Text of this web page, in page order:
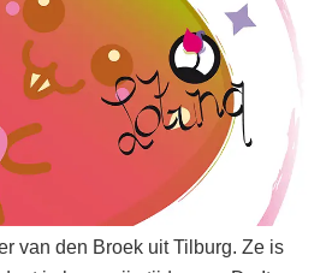
van den Broek uit Tilburg. Ze is